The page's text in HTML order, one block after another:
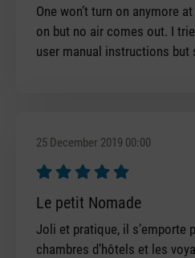
One won’t turn on anymore
on but no air comes out. I
user manual instructions but
25 December 2019 00:00
Review with rating of 5 out
Le petit Nomade
Joli et pratique, il s’emporte
chambres d’hôtels et les